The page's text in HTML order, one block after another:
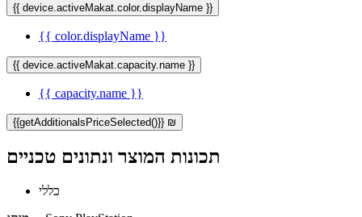
{{ device.activeMakat.color.displayName }}
{{ color.displayName }}
{{ device.activeMakat.capacity.name }}
{{ capacity.name }}
{{getAdditionalsPriceSelected()}} ₪
תכונות המוצר ונתונים טכניים
כללי